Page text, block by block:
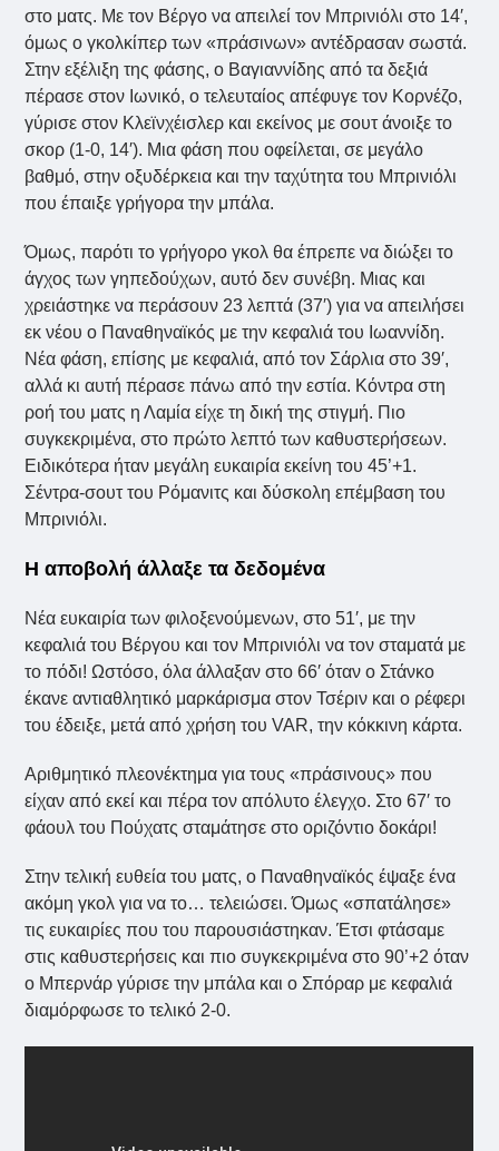
στο ματς. Με τον Βέργο να απειλεί τον Μπρινιόλι στο 14′,
όμως ο γκολκίπερ των «πράσινων» αντέδρασαν σωστά.
Στην εξέλιξη της φάσης, ο Βαγιαννίδης από τα δεξιά
πέρασε στον Ιωνικό, ο τελευταίος απέφυγε τον Κορνέζο,
γύρισε στον Κλεϊνχέισλερ και εκείνος με σουτ άνοιξε το
σκορ (1-0, 14′). Μια φάση που οφείλεται, σε μεγάλο
βαθμό, στην οξυδέρκεια και την ταχύτητα του Μπρινιόλι
που έπαιξε γρήγορα την μπάλα.
Όμως, παρότι το γρήγορο γκολ θα έπρεπε να διώξει το
άγχος των γηπεδούχων, αυτό δεν συνέβη. Μιας και
χρειάστηκε να περάσουν 23 λεπτά (37′) για να απειλήσει
εκ νέου ο Παναθηναϊκός με την κεφαλιά του Ιωαννίδη.
Νέα φάση, επίσης με κεφαλιά, από τον Σάρλια στο 39′,
αλλά κι αυτή πέρασε πάνω από την εστία. Κόντρα στη
ροή του ματς η Λαμία είχε τη δική της στιγμή. Πιο
συγκεκριμένα, στο πρώτο λεπτό των καθυστερήσεων.
Ειδικότερα ήταν μεγάλη ευκαιρία εκείνη του 45’+1.
Σέντρα-σουτ του Ρόμανιτς και δύσκολη επέμβαση του
Μπρινιόλι.
Η αποβολή άλλαξε τα δεδομένα
Νέα ευκαιρία των φιλοξενούμενων, στο 51′, με την
κεφαλιά του Βέργου και τον Μπρινιόλι να τον σταματά με
το πόδι! Ωστόσο, όλα άλλαξαν στο 66′ όταν ο Στάνκο
έκανε αντιαθλητικό μαρκάρισμα στον Τσέριν και ο ρέφερι
του έδειξε, μετά από χρήση του VAR, την κόκκινη κάρτα.
Αριθμητικό πλεονέκτημα για τους «πράσινους» που
είχαν από εκεί και πέρα τον απόλυτο έλεγχο. Στο 67′ το
φάουλ του Πούχατς σταμάτησε στο οριζόντιο δοκάρι!
Στην τελική ευθεία του ματς, ο Παναθηναϊκός έψαξε ένα
ακόμη γκολ για να το… τελειώσει. Όμως «σπατάλησε»
τις ευκαιρίες που του παρουσιάστηκαν. Έτσι φτάσαμε
στις καθυστερήσεις και πιο συγκεκριμένα στο 90’+2 όταν
ο Μπερνάρ γύρισε την μπάλα και ο Σπόραρ με κεφαλιά
διαμόρφωσε το τελικό 2-0.